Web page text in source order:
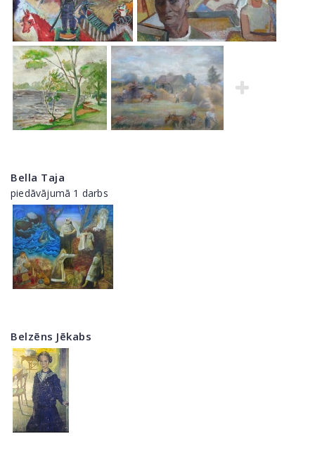
Bella Taja
piedāvājumā 1 darbs
Belzēns Jēkabs